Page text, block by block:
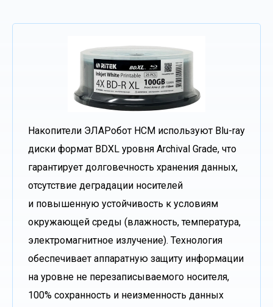
Накопители ЭЛАРобот НСМ используют Blu-ray
диски формат BDXL уровня Archival Grade, что
гарантирует долговечность хранения данных,
отсутствие деградации носителей
и повышенную устойчивость к условиям
окружающей среды (влажность, температура,
электромагнитное излучение). Технология
обеспечивает аппаратную защиту информации
на уровне не перезаписываемого носителя,
100% сохранность и неизменность данных